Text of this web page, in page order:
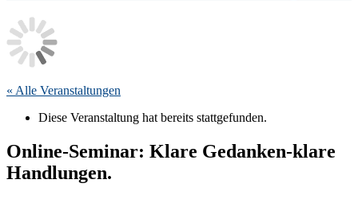
« Alle Veranstaltungen
Diese Veranstaltung hat bereits stattgefunden.
Online-Seminar: Klare Gedanken-klare
Handlungen.